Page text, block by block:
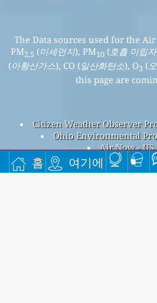
홈 여기에
The Data sources used for the
PM2.5 (미세먼지), PM10 ( 호흡 미립자
(아황산가스), CO (일산화탄소), O3 (
this page are
Citizen Weather Observer
Ohio Environmental
Air Now - US
Lebanon, Ohio, 미국의
Lebanon, Ohio 전체 대기 오염